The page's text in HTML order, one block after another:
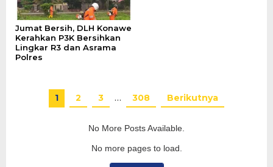
Jumat Bersih, DLH Konawe
Kerahkan P3K Bersihkan
Lingkar R3 dan Asrama
Polres
1 2 3 … 308 Berikutnya
No More Posts Available.
No more pages to load.